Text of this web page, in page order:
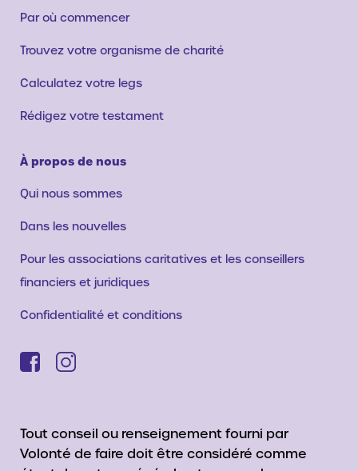
Par où commencer
Trouvez votre organisme de charité
Calculatez votre legs
Rédigez votre testament
À propos de nous
Qui nous sommes
Dans les nouvelles
Pour les associations caritatives et les conseillers
financiers et juridiques
Confidentialité et conditions
Tout conseil ou renseignement fourni par
Volonté de faire doit être considéré comme